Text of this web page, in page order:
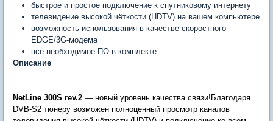
быстрое и простое подключение к спутниковому интернету
телевидение высокой чёткости (HDTV) на вашем компьютере
возможность использования в качестве скоростного
EDGE/3G-модема
всё необходимое ПО в комплекте
Описание
NetLine 300S rev.2 — новый уровень качества связи!Благодаря
DVB-S2 тюнеру возможен полноценный просмотр каналов